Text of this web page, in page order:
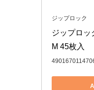
ジップロック
ジップロッ
M 45枚入